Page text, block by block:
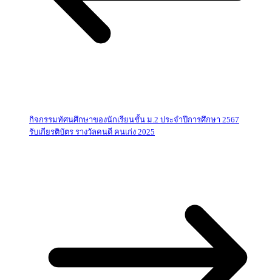
กิจกรรมทัศนศึกษาของนักเรียนชั้น ม.2 ประจำปีการศึกษา 2567
รับเกียรติบัตร รางวัลคนดี คนเก่ง 2025